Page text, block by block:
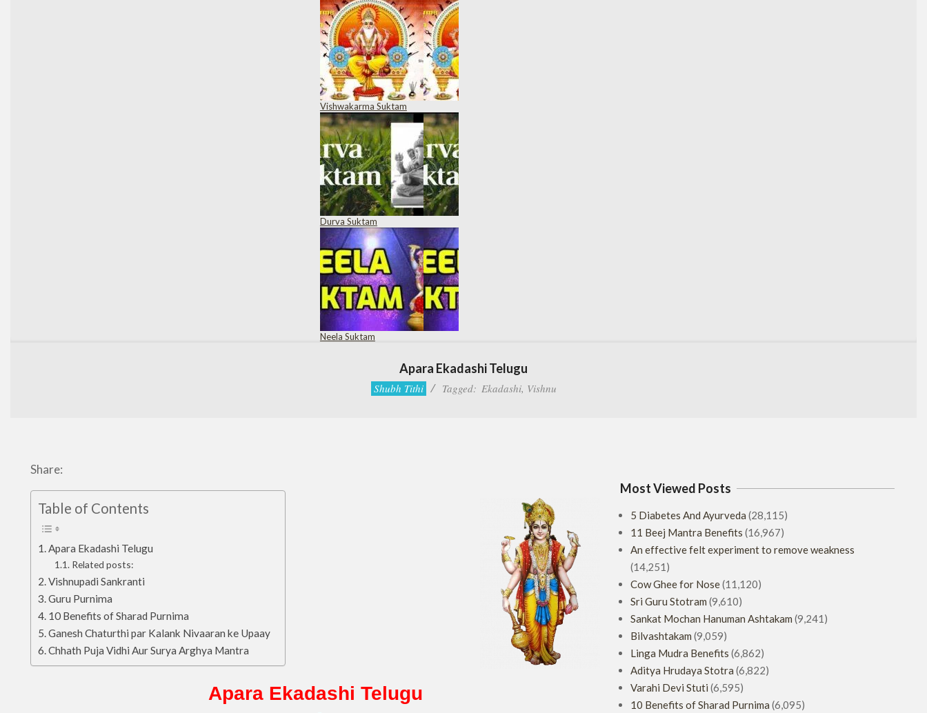
Vishwakarma Suktam
Durva Suktam
Neela Suktam
Apara Ekadashi Telugu
Shubh Tithi Tagged: Ekadashi, Vishnu
Share:
Table of Contents
Apara Ekadashi Telugu
Related posts:
Vishnupadi Sankranti
Guru Purnima
10 Benefits of Sharad Purnima
Ganesh Chaturthi par Kalank Nivaaran ke Upaay
Chhath Puja Vidhi Aur Surya Arghya Mantra
Apara Ekadashi Telugu
Most Viewed Posts
5 Diabetes And Ayurveda (28,115)
11 Beej Mantra Benefits (16,967)
An effective felt experiment to remove weakness
(14,251)
Cow Ghee for Nose(11,120)
Sri Guru Stotram (9,610)
Sankat Mochan Hanuman Ashtakam (9,241)
Bilvashtakam (9,059)
Linga Mudra Benefits (6,862)
Aditya Hrudaya Stotra (6,822)
Varahi Devi Stuti (6,595)
10 Benefits of Sharad Purnima (6,095)